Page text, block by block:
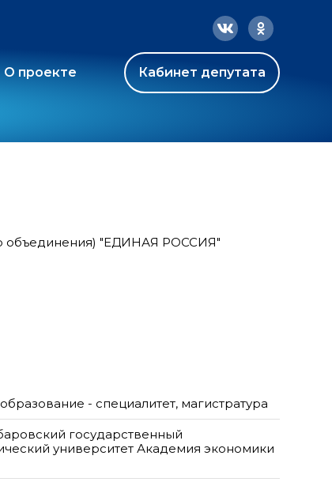
О проекте Кабинет депутата
объединения) "ЕДИНАЯ РОССИЯ"
- специалитет, магистратура
государственный
университет Академия экономики